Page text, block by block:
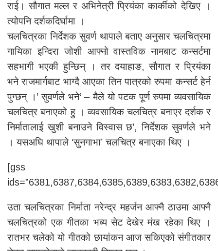
राई। सौगात मल्ल र अभिनेत्री प्रियंका कार्कीको देखिए ।
त्योपनि दर्शकदिर्घामा ।
चलचित्रका निर्देशक सुवर्ण थापाले बताए अनुसार चलचित्रमा
गायिका इन्दिरा जोशी आफ्नो वास्तविक नामबाट कन्सर्टमा
सहभागी भएकी हुन्छिन् । तर दयाहाङ, सौगात र प्रियंका
भने राजमार्गबाट भाग्दै आएका तिन पात्रको रुपमा कन्सर्ट हेर्न
पुग्छन् ।’ सुवर्णले भने‘ – मैले यो पटक पूर्ण रुपमा व्यवसायिक
चलचित्र बनाएको हु । व्यवसायिक चलचित्र बनाएर दर्शक र
निर्मातालाई खुशी बनाउने विस्वास छ’, निर्देशक सुवर्णले भने
। यसअघि थापाले ‘सुनगाभा’ चलचित्र बनाएका थिए ।
[gss
उता चलचित्रका निर्माता नरेन्द्र महर्जन आफ्नै ठाउमा आफ्नै
चलचित्रको एक गीतका भब्य सेट देखेर मंख रहेका थिए ।
रातभर चलेको यो गीतको छायांकन आज सकिएको संगीतकार